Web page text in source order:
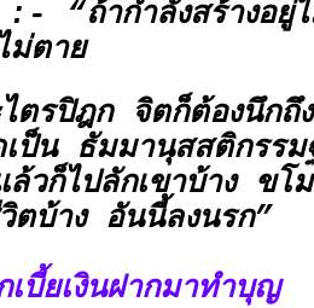
:- “ถ้ากำลังสร้างอยู่
ม่ตาย
ไตรปิฎก จิตก็ต้องนึกถึ
ป็น ธัมมานุสสติกรรม
ล้วก็ไปลักเขาบ้าง ขโ
ตบ้าง อันนี้ลงนรก”
เบี้ยเงินฝากมาทำบุญ